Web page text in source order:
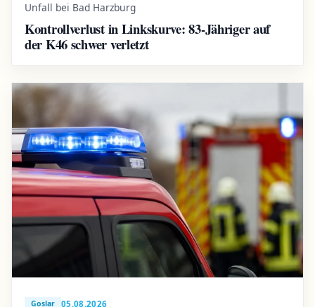
Unfall bei Bad Harzburg
Kontrollverlust in Linkskurve: 83-Jähriger auf
der K46 schwer verletzt
Goslar 05.08.2026